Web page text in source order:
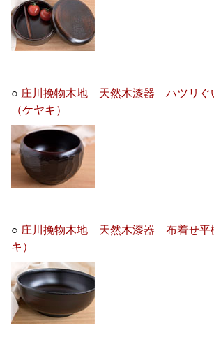
○ 庄川挽物木地 天然木漆器 ハツリぐ
（ケヤキ）
○ 庄川挽物木地 天然木漆器 布着せ平
キ）